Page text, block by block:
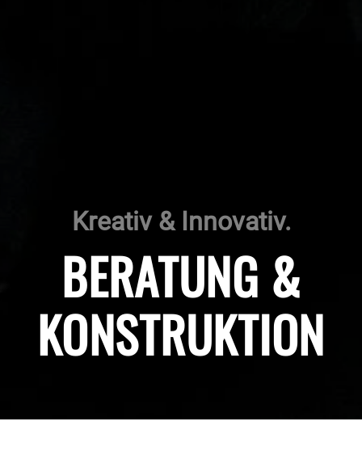
Kreativ & Innovativ.
BERATUNG &
KONSTRUKTION